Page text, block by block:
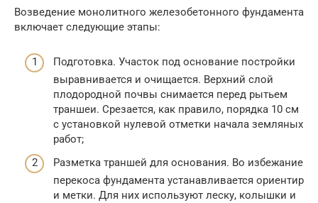
Возведение монолитного железобетонного фундамента
включает следующие этапы:
Подготовка. Участок под основание постройки
выравнивается и очищается. Верхний слой
плодородной почвы снимается перед рытьем
траншеи. Срезается, как правило, порядка 10 см
с установкой нулевой отметки начала земляных
работ;
Разметка траншей для основания. Во избежание
перекоса фундамента устанавливается ориентир
и метки. Для них используют леску, колышки и